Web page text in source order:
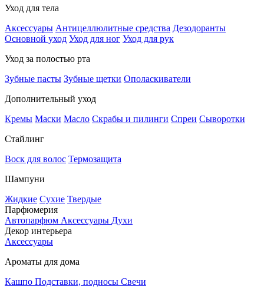
Уход для тела
Аксессуары Антицеллюлитные средства Дезодоранты
Основной уход Уход для ног Уход для рук
Уход за полостью рта
Зубные пасты Зубные щетки Ополаскиватели
Дополнительный уход
Кремы Маски Масло Скрабы и пилинги Спреи Сыворотки
Стайлинг
Воск для волос Термозащита
Шампуни
Жидкие Сухие Твердые
Парфюмерия
Автопарфюм Аксессуары Духи
Декор интерьера
Аксессуары
Ароматы для дома
Кашпо Подставки, подносы Свечи